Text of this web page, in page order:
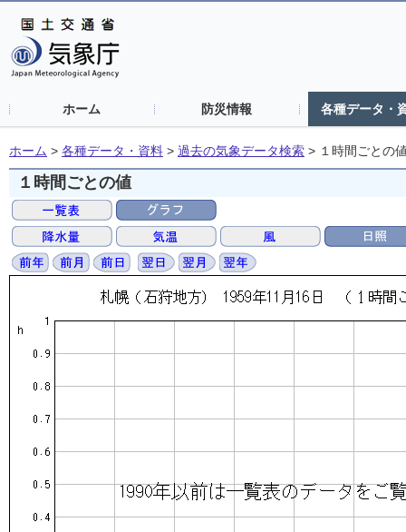
ホーム 防災情報 各種データ・
ホーム > 各種データ・資料 > 過去の気象データ検索 > １時間ごとの
１時間ごとの値